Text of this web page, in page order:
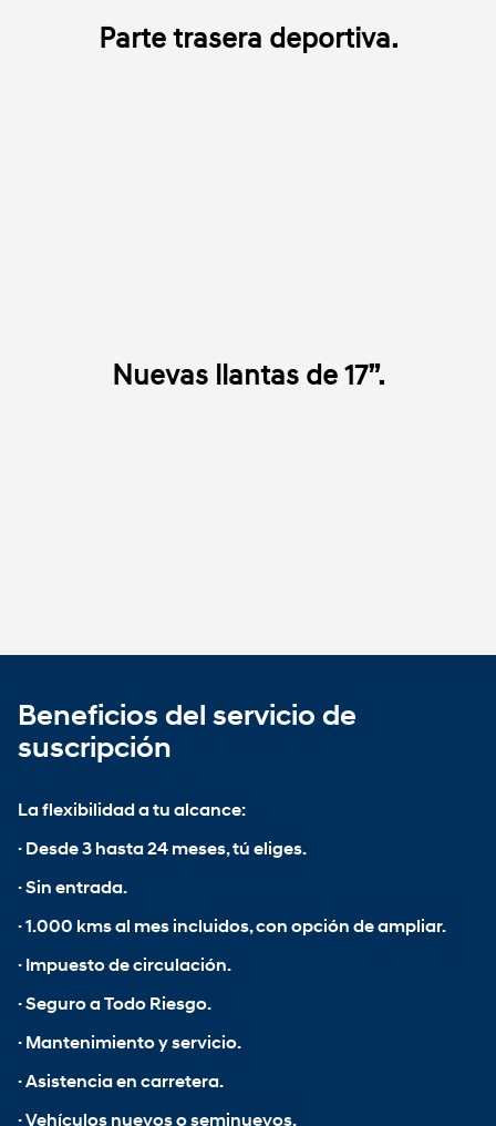
Parte trasera deportiva.
Nuevas llantas de 17”.
Beneficios del servicio de
suscripción
La flexibilidad a tu alcance:
· Desde 3 hasta 24 meses, tú eliges.
· Sin entrada.
· 1.000 kms al mes incluidos, con opción de ampliar.
· Impuesto de circulación.
· Seguro a Todo Riesgo.
· Mantenimiento y servicio.
· Asistencia en carretera.
· Vehículos nuevos o seminuevos.